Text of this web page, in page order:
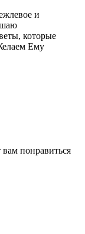
и
которые
Ему
понравиться